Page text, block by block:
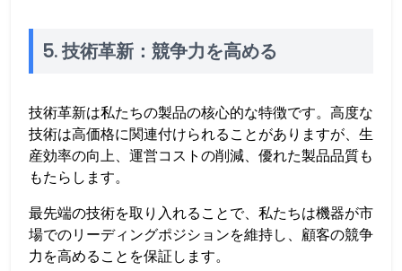
5. 技術革新：競争力を高める
技術革新は私たちの製品の核心的な特徴です。高度な
技術は高価格に関連付けられることがありますが、生
産効率の向上、運営コストの削減、優れた製品品質も
もたらします。
最先端の技術を取り入れることで、私たちは機器が市
場でのリーディングポジションを維持し、顧客の競争
力を高めることを保証します。